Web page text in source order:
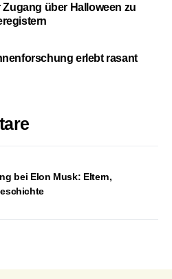
über Halloween zu
erlebt rasant
bei Elon Musk: Eltern,